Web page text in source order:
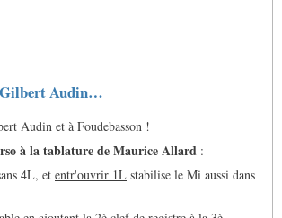
Gilbert Audin…
Audin et à Foudebasson !
à la tablature de Maurice Allard :
4L, et entr'ouvrir 1L stabilise le Mi aussi dans